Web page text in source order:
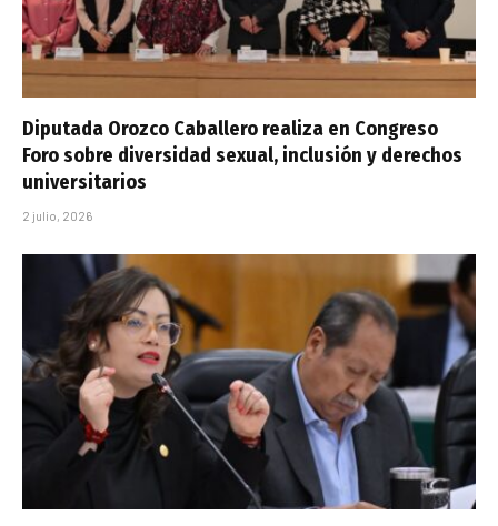
Diputada Orozco Caballero realiza en Congreso
Foro sobre diversidad sexual, inclusión y derechos
universitarios
2 julio, 2026